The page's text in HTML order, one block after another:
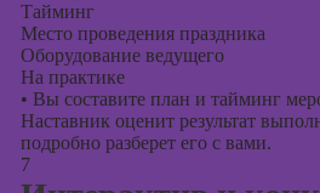
Тайминг
Место проведения праздника
Оборудование ведущего
На практике
• Вы составите план и тайминг
Наставник оценит результат
подробно разберет его с вами.
7